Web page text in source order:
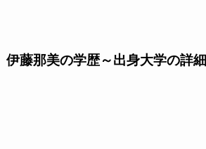
伊藤那美の学歴～出身大学の詳細